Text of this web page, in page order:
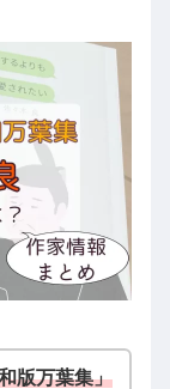
版万葉集」